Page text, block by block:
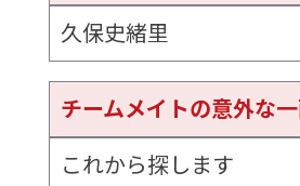
久保史緒里
チームメイトの意外な
これから探します